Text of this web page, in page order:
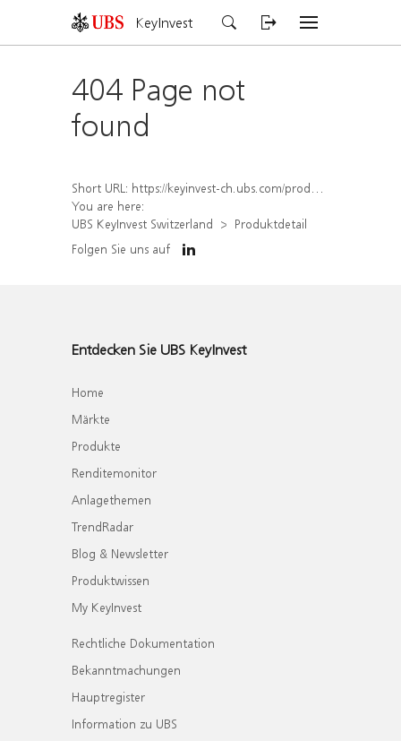
KeyInvest
404 Page not
found
Short URL: https://keyinvest-ch.ubs.com/produkt/detail/index/isin/CH1309499346
You are here:
UBS KeyInvest Switzerland
Produktdetail
Folgen Sie uns auf
Entdecken Sie UBS KeyInvest
Home
Märkte
Produkte
Renditemonitor
Anlagethemen
TrendRadar
Blog & Newsletter
Produktwissen
My KeyInvest
Rechtliche Dokumentation
Bekanntmachungen
Hauptregister
Information zu UBS